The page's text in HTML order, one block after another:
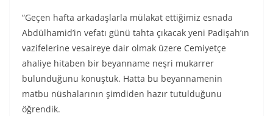
“Geçen hafta arkadaşlarla mülakat ettiğimiz esnada
Abdülhamid’in vefatı günü tahta çıkacak yeni Padişah’ın
vazifelerine vesaireye dair olmak üzere Cemiyetçe
ahaliye hitaben bir beyanname neşri mukarrer
bulunduğunu konuştuk. Hatta bu beyannamenin
matbu nüshalarının şimdiden hazır tutulduğunu
öğrendik.